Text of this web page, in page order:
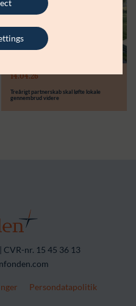
14.04.26
Treårigt partnerskab skal løfte lokale
gennembrud videre
Støttebeløb i alt:
CVR-nr. 15 45 36 13
Persondatapolitik